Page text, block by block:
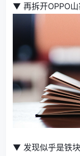
▼ 再拆开OPPO山
▼ 发现似乎是铁